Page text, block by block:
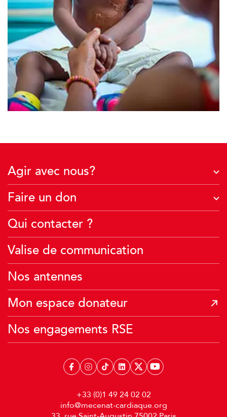
Agir avec nous?
J'agis avec mon entreprise
Je deviens famille d’accueil
Je crée une collecte
J’agis avec mon école
Faire un don
À quoi servent vos dons ?
Je fais un don financier
Je transmets mon patrimoine
Je donne mes Miles Air France
Qui contacter ?
Valise de communication
Nos antennes
Mon espace donateur
Nos engagements RSE
+33 (0)1 49 24 02 02
info@mecenat-cardiaque.org